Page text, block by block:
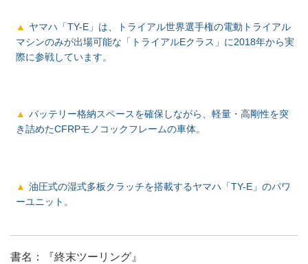
ヤマハ「TY-E」は、トライアル世界選手権の電動トライアル
マシンのみが出場可能な「トライアルEクラス」に2018年から実
際に参戦しています。
バッテリー格納スペースを確保しながら、軽量・高剛性を突
き詰めたCFRPモノコックフレームの車体。
油圧式の湿式多板クラッチを搭載するヤマハ「TY-E」のパワ
ーユニット。
書名：『終末ツーリング』